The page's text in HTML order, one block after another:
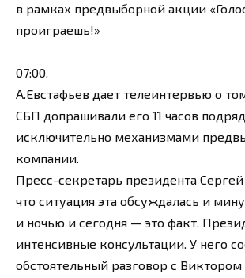
в рамках предвыборной акции
проиграешь!»
07:00.
А.Евстафьев дает телеинтервью о
СБП допрашивали его 11 часов
исключительно механизмами
компании.
Пресс-секретарь президента
что ситуация эта обсуждалась и
и ночью и сегодня — это факт.
интенсивные консультации. У него
обстоятельный разговор с